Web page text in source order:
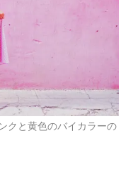
クと黄色のバイカラーの